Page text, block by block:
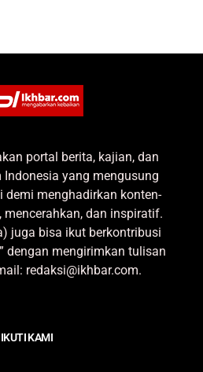
portal berita, kajian, dan
yang mengusung
demi menghadirkan konten-
mencerahkan, dan inspiratif.
juga bisa ikut berkontribusi
dengan mengirimkan tulisan
redaksi@ikhbar.com.
IKUTI KAMI